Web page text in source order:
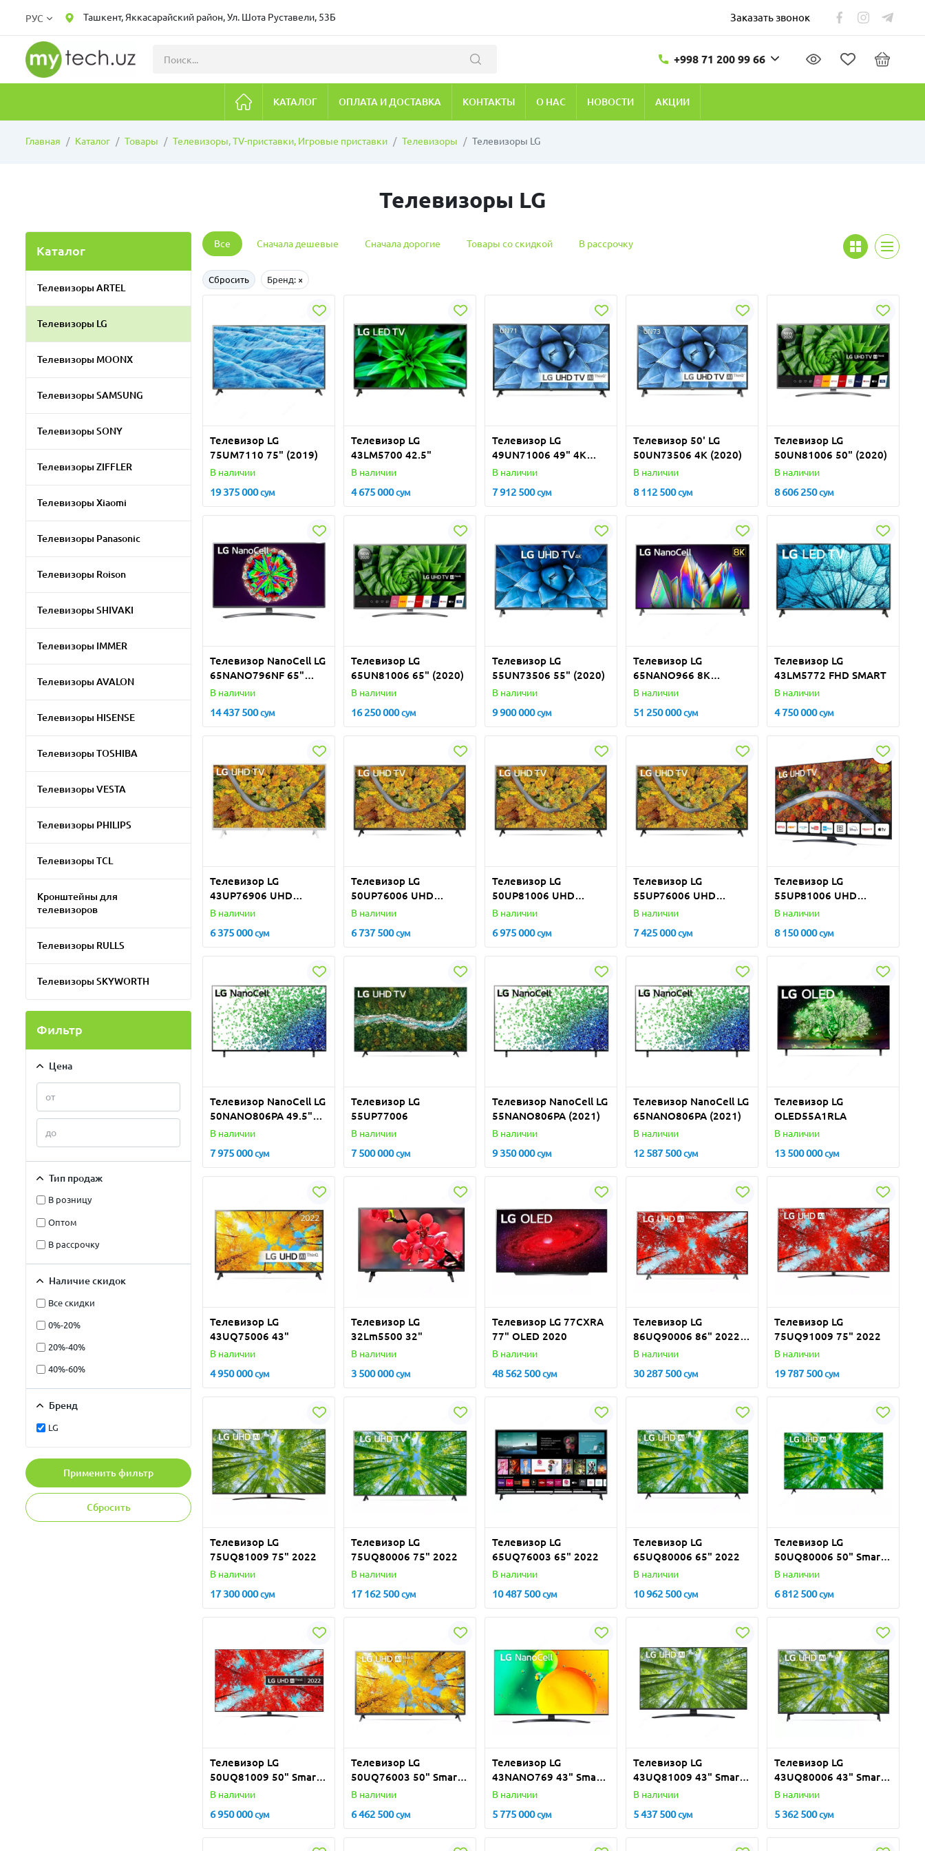
РУС Ташкент, Яккасарайский район, Ул. Шота Руставели, 53Б Заказать звонок
+998 71 200 99 66
КАТАЛОГ ОПЛАТА И ДОСТАВКА КОНТАКТЫ О НАС НОВОСТИ АКЦИИ
Главная Каталог Товары Телевизоры, TV-приставки, Игровые приставки Телевизоры Телевизоры LG
Телевизоры LG
Каталог
Телевизоры ARTEL
Телевизоры LG
Телевизоры MOONX
Телевизоры SAMSUNG
Телевизоры SONY
Телевизоры ZIFFLER
Телевизоры Xiaomi
Телевизоры Panasonic
Телевизоры Roison
Телевизоры SHIVAKI
Телевизоры IMMER
Телевизоры AVALON
Телевизоры HISENSE
Телевизоры TOSHIBA
Телевизоры VESTA
Телевизоры PHILIPS
Телевизоры TCL
Кронштейны для
телевизоров
Телевизоры RULLS
Телевизоры SKYWORTH
Фильтр
Цена
Тип продаж
В розницу
Оптом
В рассрочку
Наличие скидок
Все скидки
0%-20%
20%-40%
40%-60%
Бренд
LG
Применить фильтр
Сбросить
Все Сначала дешевые Сначала дорогие Товары со скидкой В рассрочку
Сбросить Бренд: ×
Телевизор LG
75UM7110 75" (2019)
В наличии
19 375 000сум
Телевизор LG
43LM5700 42.5"
В наличии
4 675 000сум
Телевизор LG
49UN71006 49" 4K
Ultra HD LED (2020)
В наличии
7 912 500сум
Телевизор 50' LG
50UN73506 4K (2020)
В наличии
8 112 500сум
Телевизор LG
50UN81006 50" (2020)
В наличии
8 606 250сум
Телевизор NanoCell LG
65NANO796NF 65"
(2020)
В наличии
14 437 500сум
Телевизор LG
65UN81006 65" (2020)
В наличии
16 250 000сум
Телевизор LG
55UN73506 55" (2020)
В наличии
9 900 000сум
Телевизор LG
65NANO966 8K
SmartTV
В наличии
51 250 000сум
Телевизор LG
43LM5772 FHD SMART
В наличии
4 750 000сум
Телевизор LG
43UP76906 UHD
SMART
В наличии
6 375 000сум
Телевизор LG
50UP76006 UHD
SMART
В наличии
6 737 500сум
Телевизор LG
50UP81006 UHD
SMART
В наличии
6 975 000сум
Телевизор LG
55UP76006 UHD
SMART
В наличии
7 425 000сум
Телевизор LG
55UP81006 UHD
SMART
В наличии
8 150 000сум
Телевизор NanoCell LG
50NANO806PA 49.5"
(2021)
В наличии
7 975 000сум
Телевизор LG
55UP77006
В наличии
7 500 000сум
Телевизор NanoCell LG
55NANO806PA (2021)
В наличии
9 350 000сум
Телевизор NanoCell LG
65NANO806PA (2021)
В наличии
12 587 500сум
Телевизор LG
OLED55A1RLA
В наличии
13 500 000сум
Телевизор LG
43UQ75006 43"
В наличии
4 950 000сум
Телевизор LG
32Lm5500 32"
В наличии
3 500 000сум
Телевизор LG 77CXRA
77" OLED 2020
В наличии
48 562 500сум
Телевизор LG
86UQ90006 86" 2022
HDR
В наличии
30 287 500сум
Телевизор LG
75UQ91009 75" 2022
В наличии
19 787 500сум
Телевизор LG
75UQ81009 75" 2022
В наличии
17 300 000сум
Телевизор LG
75UQ80006 75" 2022
В наличии
17 162 500сум
Телевизор LG
65UQ76003 65" 2022
В наличии
10 487 500сум
Телевизор LG
65UQ80006 65" 2022
В наличии
10 962 500сум
Телевизор LG
50UQ80006 50" Smart
TV 4K
В наличии
6 812 500сум
Телевизор LG
50UQ81009 50" Smart
TV 4K
В наличии
6 950 000сум
Телевизор LG
50UQ76003 50" Smart
TV 4K
В наличии
6 462 500сум
Телевизор LG
43NANO769 43" Smart
TV 4K
В наличии
5 775 000сум
Телевизор LG
43UQ81009 43" Smart
TV 4K
В наличии
5 437 500сум
Телевизор LG
43UQ80006 43" Smart
TV 4K
В наличии
5 362 500сум